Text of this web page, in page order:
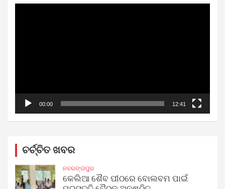
00:00 12:41
ଚର୍ଚ୍ଚିତ ଖବର
ନବରଙ୍ଗପୁର
କେଲିଆ ଶୈବ ପୀଠରେ ବୋଲବମ ପାଇଁ